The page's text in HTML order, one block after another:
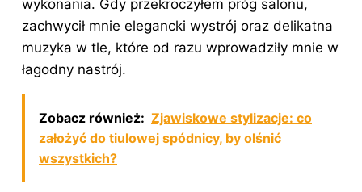
wykonania. Gdy przekroczyłem próg salonu,
zachwycił mnie elegancki wystrój oraz delikatna
muzyka w tle, które od razu wprowadziły mnie w
łagodny nastrój.
Zobacz również: Zjawiskowe stylizacje: co
założyć do tiulowej spódnicy, by olśnić
wszystkich?